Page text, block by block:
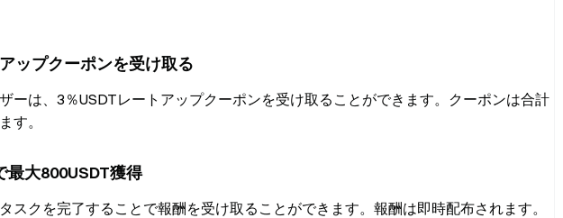
ップクーポンを受け取る
ーは、3％USDTレートアップクーポンを受け取ることができます。クーポンは合計
す。
最大800USDT獲得
スクを完了することで報酬を受け取ることができます。報酬は即時配布されます。